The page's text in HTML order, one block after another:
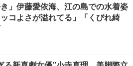
き」伊藤愛依海、江の島での水着姿
コよさが溢れてる」「くびれ綺